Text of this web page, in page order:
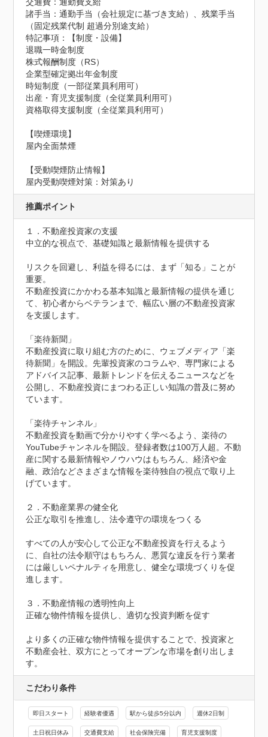
諸手当：通勤手当（会社規定に基づき支給）、残業手当
（固定残業代制 超過分別途支給）
特記事項：【制度・設備】
退職一時金制度
株式報酬制度（RS）
企業型確定拠出年金制度
時短制度（一部従業員利用可）
出産・育児支援制度（全従業員利用可）
資格取得支援制度（全従業員利用可）
【喫煙環境】
屋内全面禁煙
【受動喫煙防止情報】
屋内受動喫煙対策：対策あり
推薦ポイント
１．不動産投資家の支援
中立的な視点で、基礎知識と最新情報を提供する
リスクを回避し、利益を得るには、まず「知る」ことが
重要。
不動産投資にかかわる基本知識と最新情報の提供を通じ
て、初心者からベテランまで、幅広い層の不動産投資家
を支援します。
「楽待新聞」
不動産投資に取り組む方のために、ウェブメディア「楽
待新聞」を開設。先輩投資家のコラムや、専門家による
アドバイス記事、最新トレンドを伝えるニュースなどを
公開し、不動産投資にまつわる正しい知識の普及に努め
ています。
「楽待チャンネル」
不動産投資を動画で分かりやすく学べるよう、楽待の
YouTubeチャンネルを開設。登録者数は100万人超。不動
産に関する最新情報やノウハウはもちろん、経済や金
融、政治などさまざまな情報を楽待独自の視点で取り上
げています。
２．不動産業界の健全化
公正な取引を推進し、法令遵守の環境をつくる
すべての人が安心して公正な不動産投資を行えるよう
に、自社の法令順守はもちろん、悪質な違反を行う業者
には厳しいペナルティを用意し、健全な環境づくりを促
進します。
３．不動産情報の透明性向上
正確な物件情報を提供し、適切な投資判断を促す
より多くの正確な物件情報を提供することで、投資家と
不動産会社、双方にとってオープンな市場を創り出しま
す。
こだわり条件
即日スタート 経験者優遇 駅から徒歩5分以内 週休2日制
土日祝日休み 交通費支給 社会保険完備 育児支援制度